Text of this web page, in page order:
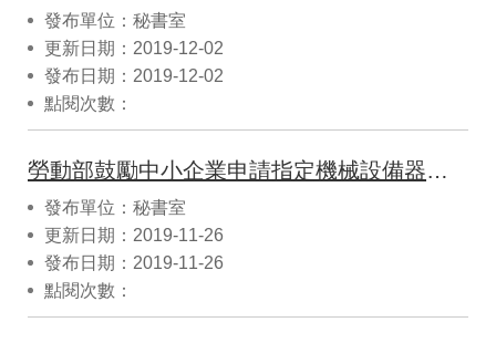
發布單位：秘書室
更新日期：2019-12-02
發布日期：2019-12-02
點閱次數：
勞動部鼓勵中小企業申請指定機械設備器具汰換或改善補助金，每家公司最高金額30萬元
發布單位：秘書室
更新日期：2019-11-26
發布日期：2019-11-26
點閱次數：